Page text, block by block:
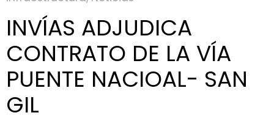
INVÍAS ADJUDICA
CONTRATO DE LA VÍA
PUENTE NACIOAL- SAN
GIL